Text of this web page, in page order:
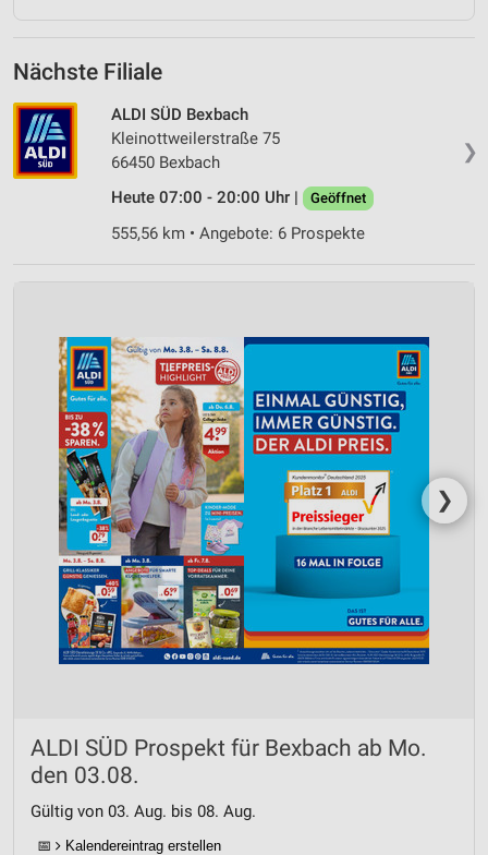
Nächste Filiale
❯
ALDI SÜD Bexbach
Kleinottweilerstraße 75
66450 Bexbach
Heute 07:00 - 20:00 Uhr |
Geöffnet
555,56 km • Angebote: 6 Prospekte
❯
ALDI SÜD Prospekt für Bexbach ab Mo.
den 03.08.
Gültig von 03. Aug. bis 08. Aug.
📅 Kalendereintrag erstellen